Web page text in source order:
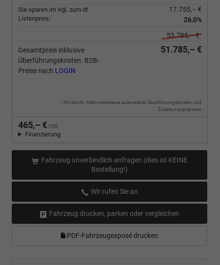
Sie sparen im Vgl. zum dt.
Listenpreis:
17.755,– €
26,0%
53.785,– €
Gesamtpreis inklusive
Überführungskosten. B2B-
Preise nach LOGIN
51.785,– €
19% MwSt. Mehrwertsteuer ausweisbar, Überführungskosten und
Zulassungspapieren
465,– € mtl.
Finanzierung
Fahrzeug unverbindlich anfragen (dies ist KEINE
Bestellung!)
Wir rufen Sie an
Fahrzeug drucken, parken oder vergleichen
PDF-Fahrzeugexposé drucken